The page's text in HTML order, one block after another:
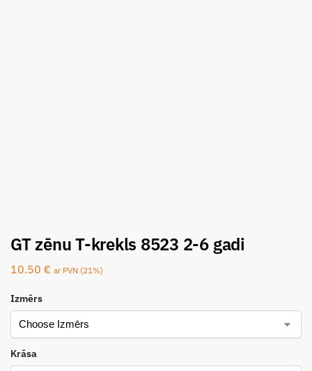
GT zēnu T-krekls 8523 2-6 gadi
10.50 € ar PVN (21%)
Izmērs
Krāsa